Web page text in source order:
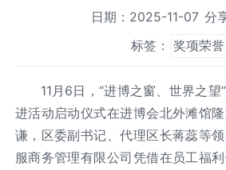
日期：2025-11-07 分
标签：
奖项荣誉
11月6日，“进博之窗、世界之
进活动启动仪式在进博会北外滩馆
谦，区委副书记、代理区长蒋蕊等
服商务管理有限公司凭借在员工福